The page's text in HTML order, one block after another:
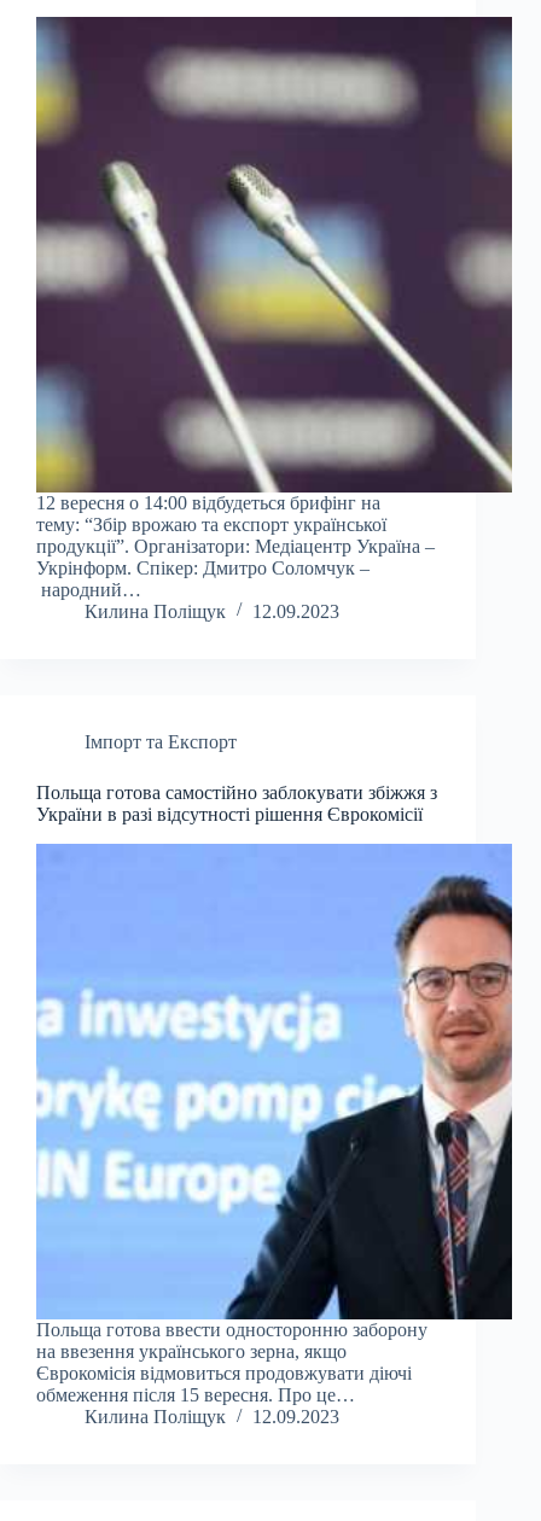
12 вересня о 14:00 відбудеться брифінг на
тему: “Збір врожаю та експорт української
продукції”. Організатори: Медіацентр Україна –
Укрінформ. Спікер: Дмитро Соломчук –
народний…
Килина Поліщук
12.09.2023
Імпорт та Експорт
Польща готова самостійно заблокувати збіжжя з
України в разі відсутності рішення Єврокомісії
Польща готова ввести односторонню заборону
на ввезення українського зерна, якщо
Єврокомісія відмовиться продовжувати діючі
обмеження після 15 вересня. Про це…
Килина Поліщук
12.09.2023